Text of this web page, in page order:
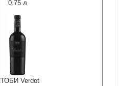
0.75 л
Verdot